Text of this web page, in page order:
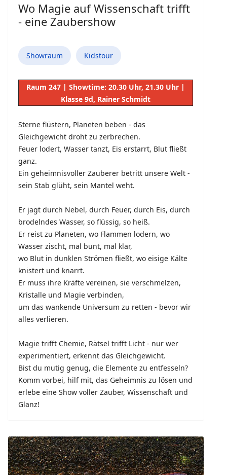
Wo Magie auf Wissenschaft trifft
- eine Zaubershow
Showraum Kidstour
Raum 247 | Showtime: 20.30 Uhr, 21.30 Uhr |
Klasse 9d, Rainer Schmidt
Sterne flüstern, Planeten beben - das
Gleichgewicht droht zu zerbrechen.
Feuer lodert, Wasser tanzt, Eis erstarrt, Blut fließt
ganz.
Ein geheimnisvoller Zauberer betritt unsere Welt -
sein Stab glüht, sein Mantel weht.
Er jagt durch Nebel, durch Feuer, durch Eis, durch
brodelndes Wasser, so flüssig, so heiß.
Er reist zu Planeten, wo Flammen lodern, wo
Wasser zischt, mal bunt, mal klar,
wo Blut in dunklen Strömen fließt, wo eisige Kälte
knistert und knarrt.
Er muss ihre Kräfte vereinen, sie verschmelzen,
Kristalle und Magie verbinden,
um das wankende Universum zu retten - bevor wir
alles verlieren.
Magie trifft Chemie, Rätsel trifft Licht - nur wer
experimentiert, erkennt das Gleichgewicht.
Bist du mutig genug, die Elemente zu entfesseln?
Komm vorbei, hilf mit, das Geheimnis zu lösen und
erlebe eine Show voller Zauber, Wissenschaft und
Glanz!